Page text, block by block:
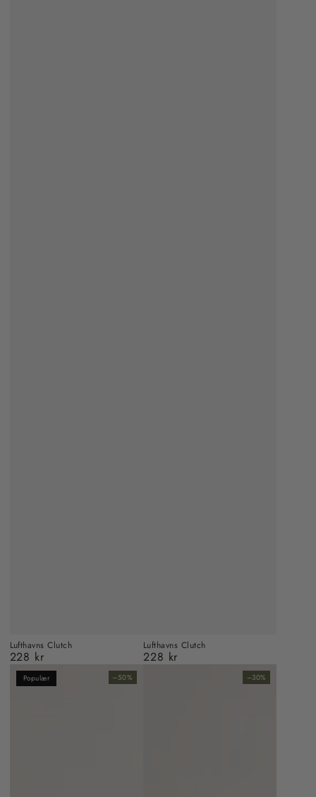
Lufthavns Clutch
Almindelig
pris
228 kr
Lufthavns Clutch
Almindelig
228 kr
–50%
Populær –30%